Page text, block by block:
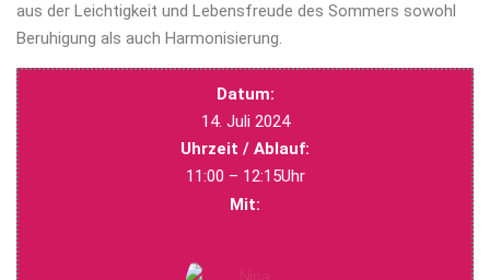
aus der Leichtigkeit und Lebensfreude des Sommers sowohl
Beruhigung als auch Harmonisierung.
Datum:
14. Juli 2024
Uhrzeit / Ablauf:
11:00 – 12:15Uhr
Mit: